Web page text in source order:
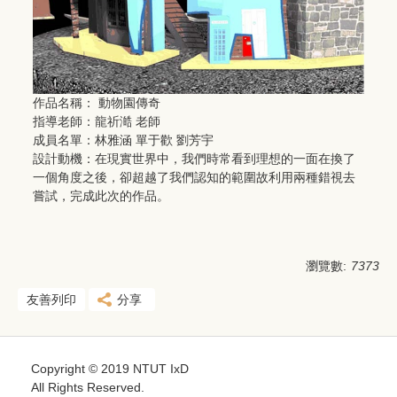
作品名稱： 動物園傳奇
指導老師：龍祈澔 老師
成員名單：林雅涵 單于歡 劉芳宇
設計動機：在現實世界中，我們時常看到理想的一面在換了
一個角度之後，卻超越了我們認知的範圍故利用兩種錯視去
嘗試，完成此次的作品。
瀏覽數: 7373
友善列印 分享
Copyright © 2019 NTUT IxD
All Rights Reserved.